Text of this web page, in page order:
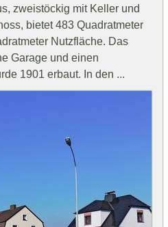
zweistöckig mit Keller und
bietet 483 Quadratmeter
Nutzfläche. Das
Garage und einen
1901 erbaut. In den ...